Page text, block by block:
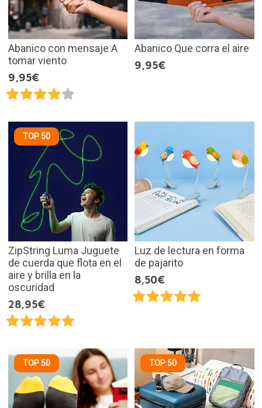
Abanico con mensaje A
tomar viento
9,95€
Abanico Que corra el aire
9,95€
TOP 50
ZipString Luma Juguete
de cuerda que flota en el
aire y brilla en la
oscuridad
28,95€
Luz de lectura en forma
de pajarito
8,50€
TOP 50 TOP 50